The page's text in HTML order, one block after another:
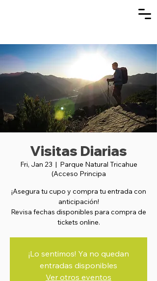
Visitas Diarias
Fri, Jan 23
  |
Parque Natural Tricahue
(Acceso Principa
¡Asegura tu cupo y compra tu entrada con
anticipación!
Revisa fechas disponibles para compra de
tickets online.
¡Lo sentimos! Ya no quedan
entradas disponibles
Ver otros eventos